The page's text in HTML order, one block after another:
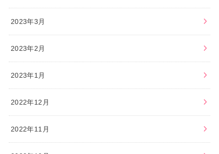
2023年3月
2023年2月
2023年1月
2022年12月
2022年11月